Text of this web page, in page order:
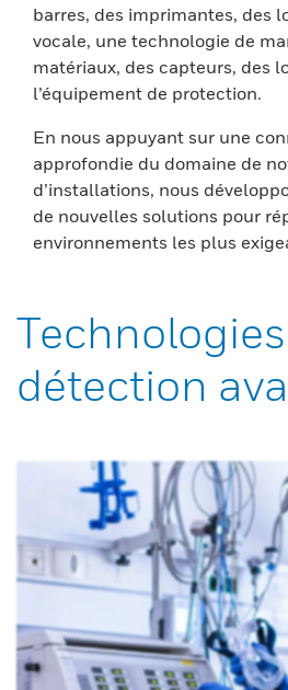
barres, des imprimantes, des
vocale, une technologie de
matériaux, des capteurs, des
l’équipement de protection.
En nous appuyant sur une
approfondie du domaine de
d’installations, nous
de nouvelles solutions pour
environnements les plus
détection